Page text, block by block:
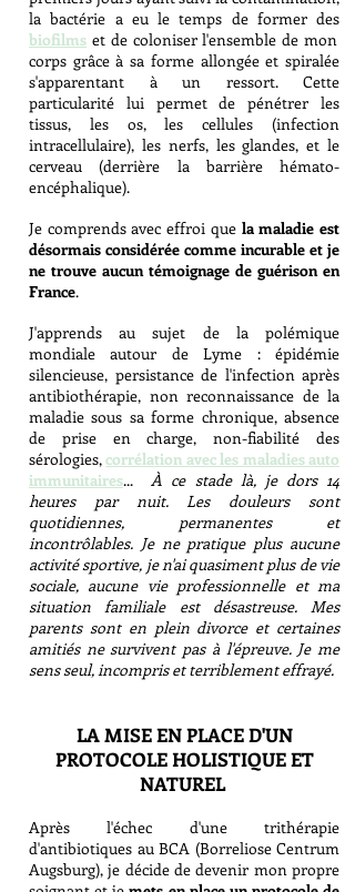
la bactérie a eu le temps de former des
biofilms et de coloniser l'ensemble de mon
corps grâce à sa forme allongée et spiralée
s'apparentant à un ressort. Cette
particularité lui permet de pénétrer les
tissus, les os, les cellules (infection
intracellulaire), les nerfs, les glandes, et le
cerveau (derrière la barrière hémato-
encéphalique).
Je comprends avec effroi que la maladie est
désormais considérée comme incurable et je
ne trouve aucun témoignage de guérison en
France.
J'apprends au sujet de la polémique
mondiale autour de Lyme : épidémie
silencieuse, persistance de l'infection après
antibiothérapie, non reconnaissance de la
maladie sous sa forme chronique, absence
de prise en charge, non-fiabilité des
sérologies,corrélation avec les maladies auto
immunitaires...
À ce stade là, je dors 14
heures par nuit. Les douleurs sont
quotidiennes, permanentes et
incontrôlables. Je ne pratique plus aucune
activité sportive, je n'ai quasiment plus de vie
sociale, aucune vie professionnelle et ma
situation familiale est désastreuse. Mes
parents sont en plein divorce et certaines
amitiés ne survivent pas à l'épreuve. Je me
sens seul, incompris et terriblement effrayé.
LA MISE EN PLACE D'UN
PROTOCOLE HOLISTIQUE ET
NATUREL
Après l'échec d'une trithérapie
d'antibiotiques au BCA (Borreliose Centrum
Augsburg), je décide de devenir mon propre